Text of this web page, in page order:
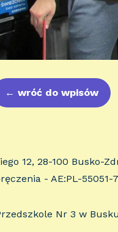
← wróć do wpisów
12, 28-100 Busko-
- AE:PL-55051-
Nr 3 w